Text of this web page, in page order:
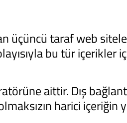
ÜRÜNLER
üçüncü taraf web
bu tür
aittir. Dış
harici içeriğin